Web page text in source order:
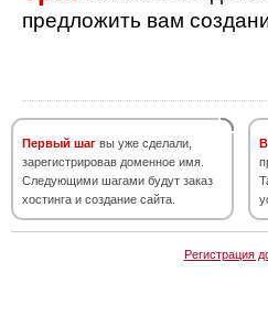
предложить вам
Первый шаг вы уже сделали,
зарегистрировав доменное имя.
Следующими шагами будут заказ
хостинга и создание сайта.
Регистрация